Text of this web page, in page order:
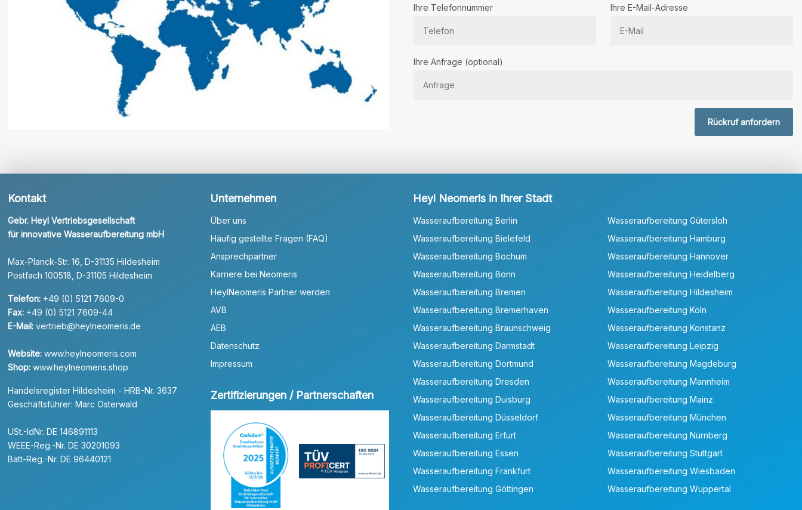
Ihre Telefonnummer Ihre E-Mail-Adresse
Ihre Anfrage (optional)
Rückruf anfordern
Kontakt
Gebr. Heyl Vertriebsgesellschaft
für innovative Wasseraufbereitung mbH
Max-Planck-Str. 16, D-31135 Hildesheim
Postfach 100518, D-31105 Hildesheim
Telefon: +49 (0) 5121 7609-0
Fax: +49 (0) 5121 7609-44
E-Mail: vertrieb@heylneomeris.de
Website: www.heylneomeris.com
Shop: www.heylneomeris.shop
Handelsregister Hildesheim - HRB-Nr. 3637
Geschäftsführer: Marc Osterwald
USt.-IdNr. DE 146891113
WEEE-Reg.-Nr. DE 30201093
Batt-Reg.-Nr. DE 96440121
Unternehmen
Über uns
Häufig gestellte Fragen (FAQ)
Ansprechpartner
Karriere bei Neomeris
HeylNeomeris Partner werden
AVB
AEB
Datenschutz
Impressum
Zertifizierungen / Partnerschaften
Heyl Neomeris in Ihrer Stadt
Wasseraufbereitung Berlin
Wasseraufbereitung Bielefeld
Wasseraufbereitung Bochum
Wasseraufbereitung Bonn
Wasseraufbereitung Bremen
Wasseraufbereitung Bremerhaven
Wasseraufbereitung Braunschweig
Wasseraufbereitung Darmstadt
Wasseraufbereitung Dortmund
Wasseraufbereitung Dresden
Wasseraufbereitung Duisburg
Wasseraufbereitung Düsseldorf
Wasseraufbereitung Erfurt
Wasseraufbereitung Essen
Wasseraufbereitung Frankfurt
Wasseraufbereitung Göttingen
Wasseraufbereitung Gütersloh
Wasseraufbereitung Hamburg
Wasseraufbereitung Hannover
Wasseraufbereitung Heidelberg
Wasseraufbereitung Hildesheim
Wasseraufbereitung Köln
Wasseraufbereitung Konstanz
Wasseraufbereitung Leipzig
Wasseraufbereitung Magdeburg
Wasseraufbereitung Mannheim
Wasseraufbereitung Mainz
Wasseraufbereitung München
Wasseraufbereitung Nürnberg
Wasseraufbereitung Stuttgart
Wasseraufbereitung Wiesbaden
Wasseraufbereitung Wuppertal